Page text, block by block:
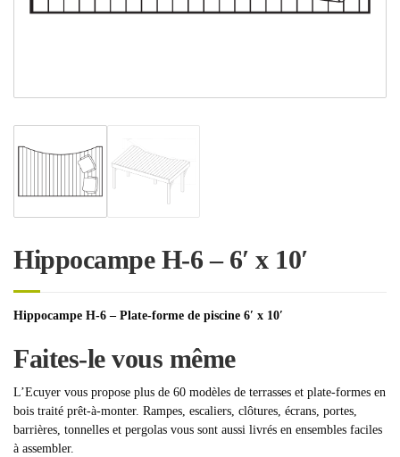
Hippocampe H-6 – 6′ x 10′
Hippocampe H-6 – Plate-forme de piscine 6′ x 10′
Faites-le vous même
L’Ecuyer vous propose plus de 60 modèles de terrasses et plate-formes en
bois traité prêt-à-monter. Rampes, escaliers, clôtures, écrans, portes,
barrières, tonnelles et pergolas vous sont aussi livrés en ensembles faciles
à assembler.